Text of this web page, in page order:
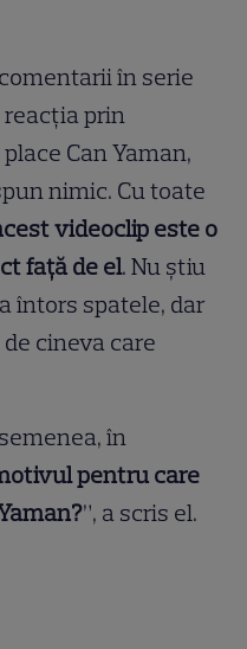
în serie
prin
Can Yaman,
nimic. Cu toate
videoclip este o
față de el. Nu știu
întors spatele, dar
cineva care
în
pentru care
”, a scris el.